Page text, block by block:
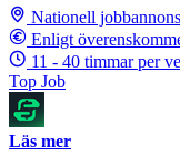
Nationell jobbannons
Enligt
11 - 40 timmar per
Top Job
Läs mer